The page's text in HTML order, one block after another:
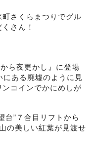
町さくらまつりでグル
さん！
ら夜更かし』に登場
にある廃墟のように見
コインでかにめしが
台”７合目リフトから
の美しい紅葉が見渡せ